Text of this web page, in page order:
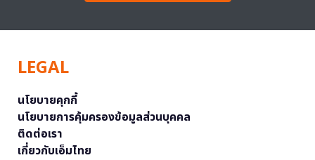
LEGAL
นโยบายคุกกี้
นโยบายการคุ้มครองข้อมูลส่วนบุคคล
ติดต่อเรา
เกี่ยวกับเอ็มไทย